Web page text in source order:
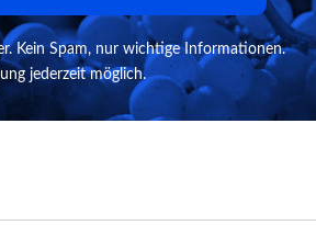
Kein Spam, nur wichtige Informationen.
jederzeit möglich.